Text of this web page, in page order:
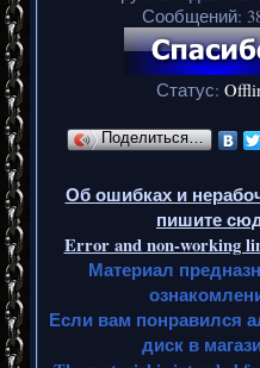
Сообщений:
Статус:
Поделиться…
Об ошибках и
пишите
Error and non-working
Материал
Если вам понравился
диск в